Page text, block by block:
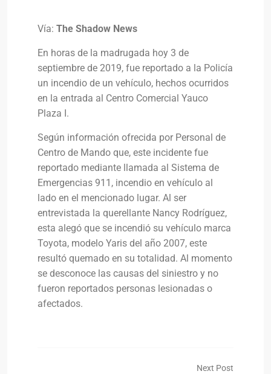
Vía: The Shadow News
En horas de la madrugada hoy 3 de
septiembre de 2019, fue reportado a la Policía
un incendio de un vehículo, hechos ocurridos
en la entrada al Centro Comercial Yauco
Plaza I.
Según información ofrecida por Personal de
Centro de Mando que, este incidente fue
reportado mediante llamada al Sistema de
Emergencias 911, incendio en vehículo al
lado en el mencionado lugar. Al ser
entrevistada la querellante Nancy Rodríguez,
esta alegó que se incendió su vehículo marca
Toyota, modelo Yaris del año 2007, este
resultó quemado en su totalidad. Al momento
se desconoce las causas del siniestro y no
fueron reportados personas lesionadas o
afectados.
Next Post